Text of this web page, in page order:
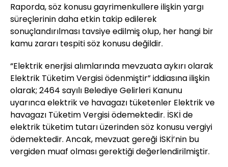
Raporda, söz konusu gayrimenkullere ilişkin yargı
süreçlerinin daha etkin takip edilerek
sonuçlandırılması tavsiye edilmiş olup, her hangi bir
kamu zararı tespiti söz konusu değildir.
“Elektrik enerjisi alımlarında mevzuata aykırı olarak
Elektrik Tüketim Vergisi ödenmiştir” iddiasına ilişkin
olarak; 2464 sayılı Belediye Gelirleri Kanunu
uyarınca elektrik ve havagazı tüketenler Elektrik ve
havagazı Tüketim Vergisi ödemektedir. İSKİ de
elektrik tüketim tutarı üzerinden söz konusu vergiyi
ödemektedir. Ancak, mevzuat gereği İSKİ’nin bu
vergiden muaf olması gerektiği değerlendirilmiştir.